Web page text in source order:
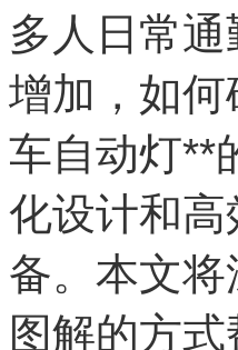
多人日常
增加，如
车自动灯**
化设计和
备。本文
图解的方